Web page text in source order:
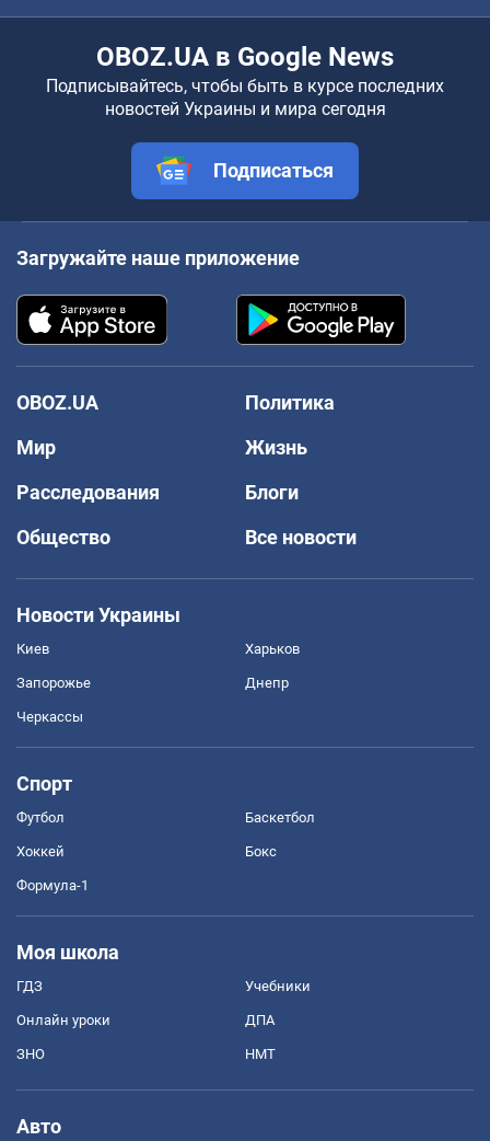
OBOZ.UA в Google News
Подписывайтесь, чтобы быть в курсе последних
новостей Украины и мира сегодня
Подписаться
Загружайте наше приложение
OBOZ.UA
Политика
Мир
Жизнь
Расследования
Блоги
Общество
Все новости
Новости Украины
Киев Харьков
Запорожье Днепр
Черкассы
Спорт
Футбол Баскетбол
Хоккей Бокс
Формула-1
Моя школа
ГДЗ Учебники
Онлайн уроки ДПА
ЗНО НМТ
Авто